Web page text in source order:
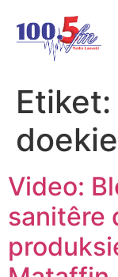
Etiket:
Video:
sanitêre